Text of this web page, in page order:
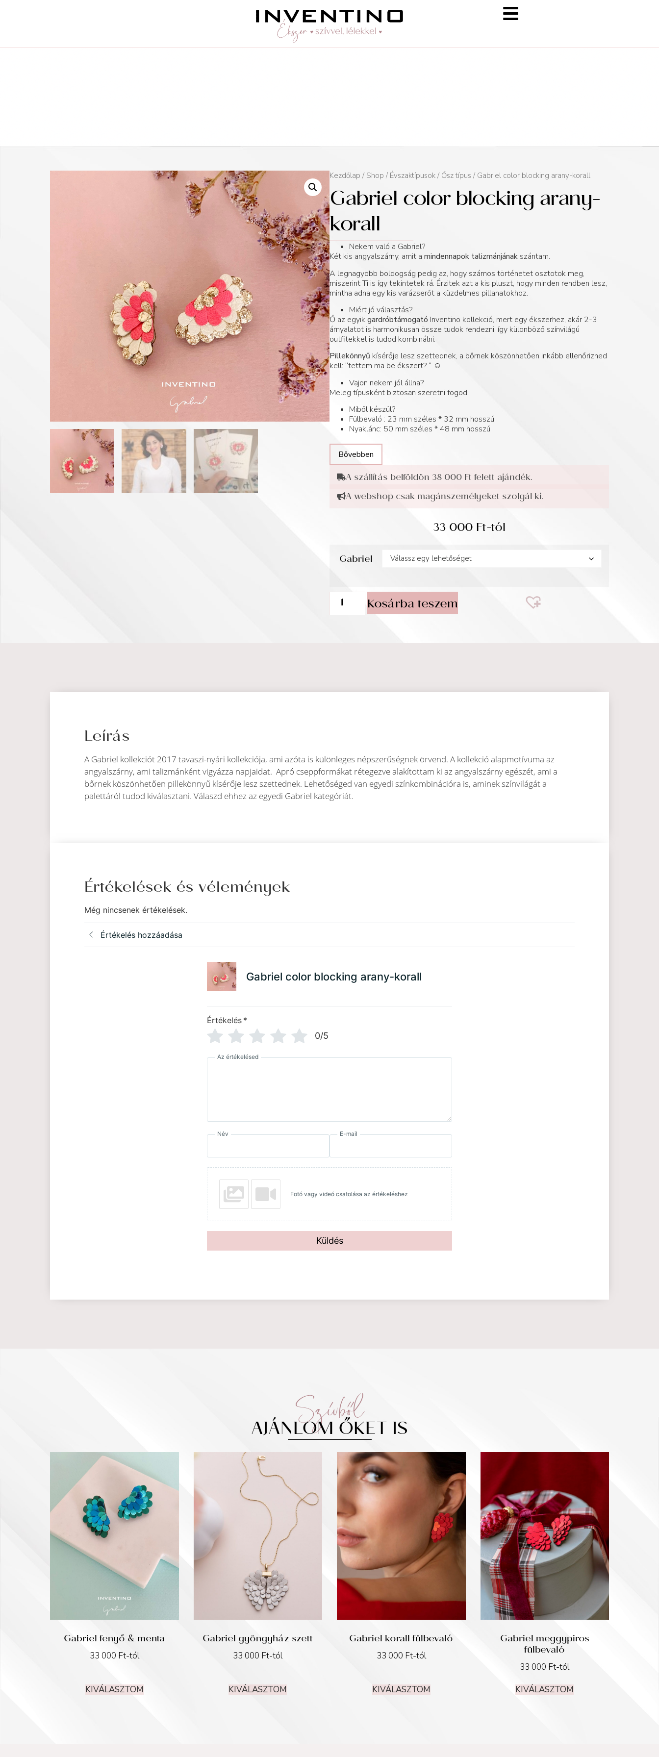
-25 % a webshopban!
Kupon: summer25 Kezdőlap / Shop / Évszaktípusok / Ősz típus / Gabriel color blocking arany-korall
Gabriel color blocking arany-
korall
Nekem való a Gabriel?
Két kis angyalszárny, amit a mindennapok talizmánjának szántam.
A legnagyobb boldogság pedig az, hogy számos történetet osztotok meg,
miszerint Ti is így tekintetek rá. Érzitek azt a kis pluszt, hogy minden rendben lesz,
mintha adna egy kis varázserőt a küzdelmes pillanatokhoz.
Miért jó választás?
Ő az egyikgardróbtámogató Inventino kollekció, mert egy ékszerhez, akár 2-3
árnyalatot is harmonikusan össze tudok rendezni, így különböző színvilágú
outfitekkel is tudod kombinálni.
Pillekönnyű kísérője lesz szettednek, a bőrnek köszönhetően inkább ellenőrizned
kell: “tettem ma be ékszert? “ ☺️
Vajon nekem jól állna?
Meleg típusként biztosan szeretni fogod.
Miből készül?
Fülbevaló : 23 mm széles * 32 mm hosszú
Nyaklánc: 50 mm széles * 48 mm hosszú
Bővebben
A szállítás belföldön 38 000 Ft felett ajándék.
A webshop csak magánszemélyeket szolgál ki.
33 000Ft-tól
Gabriel
Kosárba teszem
Leírás
A Gabriel kollekciót 2017 tavaszi-nyári kollekciója, ami azóta is különleges népszerűségnek örvend. A kollekció alapmotívuma az
angyalszárny, ami talizmánként vigyázza napjaidat. Apró cseppformákat rétegezve alakítottam ki az angyalszárny egészét, ami a
bőrnek köszönhetően pillekönnyű kísérője lesz szettednek. Lehetőséged van egyedi színkombinációra is, aminek színvilágát a
palettáról tudod kiválasztani. Válaszd ehhez az egyedi Gabriel kategóriát.
Értékelések és vélemények
Még nincsenek értékelések.
Értékelés hozzáadása
Gabriel color blocking arany-korall
Értékelés *
0/5
Az értékelésed
Név E-mail
Fotó vagy videó csatolása az értékeléshez
Küldés
Szívből
AJÁNLOM ŐKET IS
Gabriel fenyő & menta
33 000 Ft-tól
KIVÁLASZTOM
Gabriel gyöngyház szett
33 000 Ft-tól
KIVÁLASZTOM
Gabriel korall fülbevaló
33 000 Ft-tól
KIVÁLASZTOM
Gabriel meggypiros
fülbevaló
33 000 Ft-tól
KIVÁLASZTOM